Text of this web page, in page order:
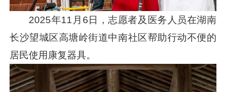
2025年11月6日，志愿者及医务人员在湖南
长沙望城区高塘岭街道中南社区帮助行动不便的
居民使用康复器具。